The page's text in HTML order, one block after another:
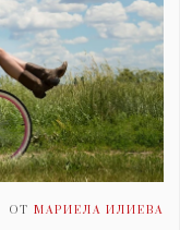
ОТ МАРИЕЛА ИЛИЕВА